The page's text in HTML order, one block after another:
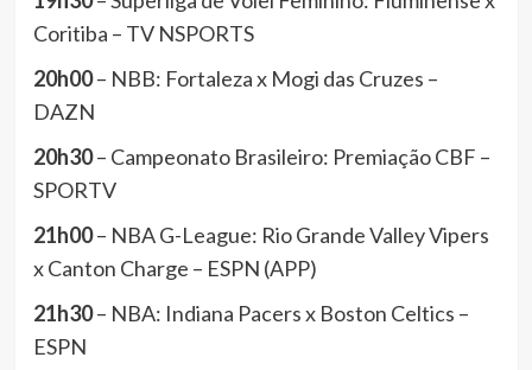
Coritiba – TV NSPORTS
20h00– NBB: Fortaleza x Mogi das Cruzes –
DAZN
20h30– Campeonato Brasileiro: Premiação CBF –
SPORTV
21h00– NBA G-League: Rio Grande Valley Vipers
x Canton Charge – ESPN (APP)
21h30– NBA: Indiana Pacers x Boston Celtics –
ESPN